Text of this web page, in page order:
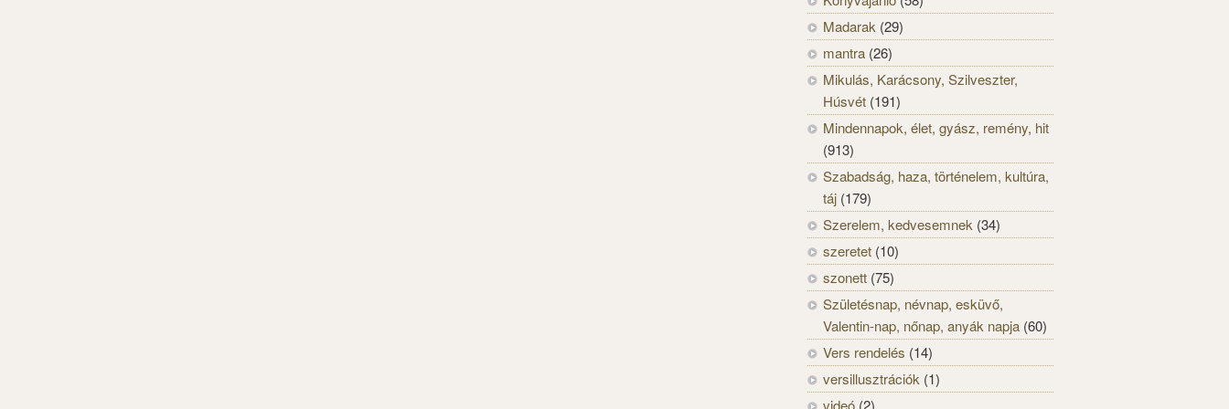
Madarak (29)
mantra (26)
Mikulás, Karácsony, Szilveszter,
Húsvét (191)
Mindennapok, élet, gyász, remény, hit
(913)
Szabadság, haza, történelem, kultúra,
táj (179)
Szerelem, kedvesemnek (34)
szeretet (10)
szonett (75)
Születésnap, névnap, esküvő,
Valentin-nap, nőnap, anyák napja (60)
Vers rendelés (14)
versillusztrációk (1)
videó (2)